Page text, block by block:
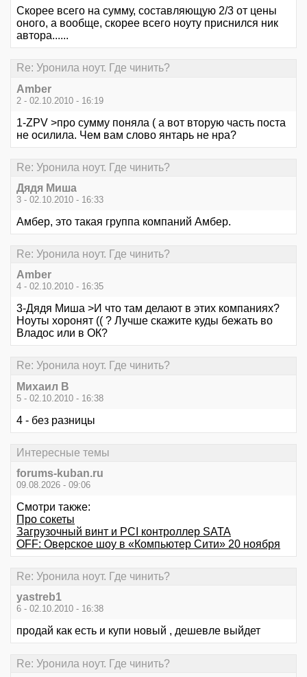
Скорее всего на сумму, составляющую 2/3 от цены
оного, а вообще, скорее всего ноуту приснился ник
автора......
Re: Уронила ноут. Где чинить?
Amber
2 - 02.10.2010 - 16:19
1-ZPV >про сумму поняла ( а вот вторую часть поста
не осилила. Чем вам слово янтарь не нра?
Re: Уронила ноут. Где чинить?
Дядя Миша
3 - 02.10.2010 - 16:33
Амбер, это такая группа компаний Амбер.
Re: Уронила ноут. Где чинить?
Amber
4 - 02.10.2010 - 16:35
3-Дядя Миша >И что там делают в этих компаниях?
Ноуты хоронят (( ? Лучше скажите куды бежать во
Владос или в ОК?
Re: Уронила ноут. Где чинить?
Михаил В
5 - 02.10.2010 - 16:38
4 - без разницы
Интересные темы
forums-kuban.ru
09.08.2026 - 09:06
Смотри также:
Про сокеты
Загрузочный винт и PCI контроллер SATA
OFF: Оверское шоу в «Компьютер Сити» 20 ноября
Re: Уронила ноут. Где чинить?
yastreb1
6 - 02.10.2010 - 16:38
продай как есть и купи новый , дешевле выйдет
Re: Уронила ноут. Где чинить?